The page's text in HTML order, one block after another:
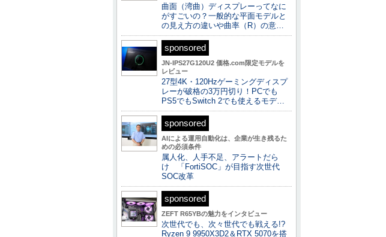
曲面（湾曲）ディスプレーってなに
がすごいの？一般的な平面モデルと
の見え方の違いや曲率（R）の意…
sponsored
JN-IPS27G120U2 価格.com限定モデルを
レビュー
27型4K・120Hzゲーミングディスプ
レーが破格の3万円切り！PCでも
PS5でもSwitch 2でも使えるモデ…
sponsored
AIによる運用自動化は、企業が生き残るた
めの必須条件
属人化、人手不足、アラートだら
け 「FortiSOC」が目指す次世代
SOC改革
sponsored
ZEFT R65YBの魅力をインタビュー
次世代でも、次々世代でも戦える!?
Ryzen 9 9950X3D2＆RTX 5070を搭